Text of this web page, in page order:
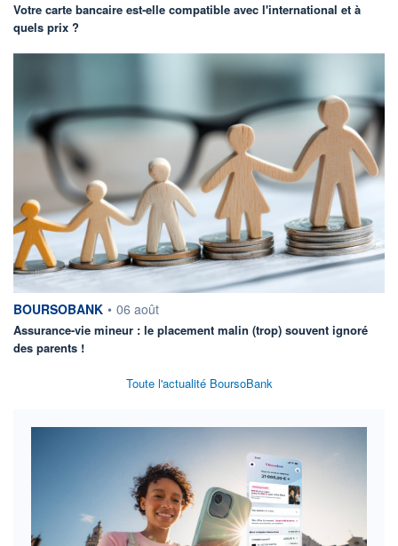
Votre carte bancaire est-elle compatible avec l'international et à
quels prix ?
information fournie par
BOURSOBANK • 06 août
Assurance-vie mineur : le placement malin (trop) souvent ignoré
des parents !
Toute l'actualité BoursoBank